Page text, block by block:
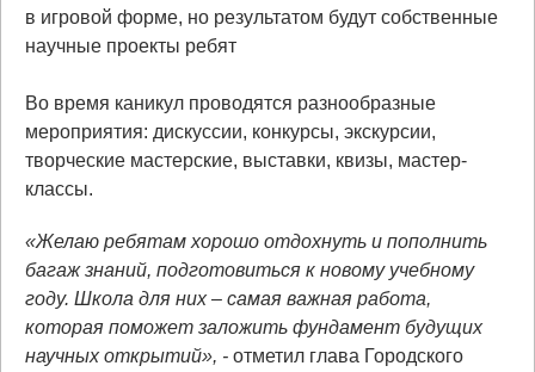
в игровой форме, но результатом будут собственные
научные проекты ребят
Во время каникул проводятся разнообразные
мероприятия: дискуссии, конкурсы, экскурсии,
творческие мастерские, выставки, квизы, мастер-
классы.
«Желаю ребятам хорошо отдохнуть и пополнить
багаж знаний, подготовиться к новому учебному
году. Школа для них – самая важная работа,
которая поможет заложить фундамент будущих
научных открытий», - отметил глава Городского